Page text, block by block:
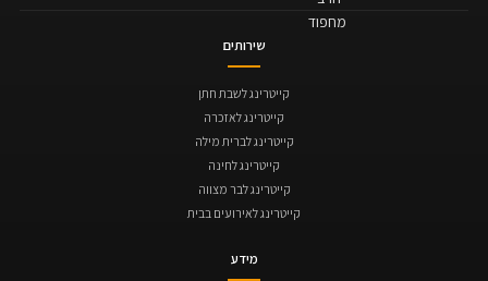
שירותים
קייטרינג לשבת חתן
קייטרינג לאזכרה
קייטרינג לברית מילה
קייטרינג לחינה
קייטרינג לבר מצווה
קייטרינג לאירועים בבית
מידע